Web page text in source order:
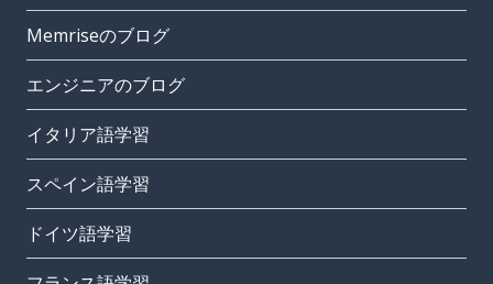
Memriseのブログ
エンジニアのブログ
イタリア語学習
スペイン語学習
ドイツ語学習